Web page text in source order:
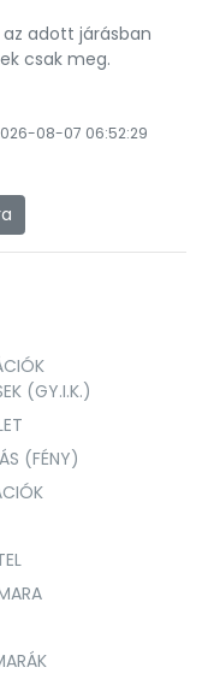
adott járásban
csak meg.
08-07 06:52:29
(GY.I.K.)
(FÉNY)